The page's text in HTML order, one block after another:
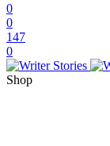
0
0
147
0
Shop